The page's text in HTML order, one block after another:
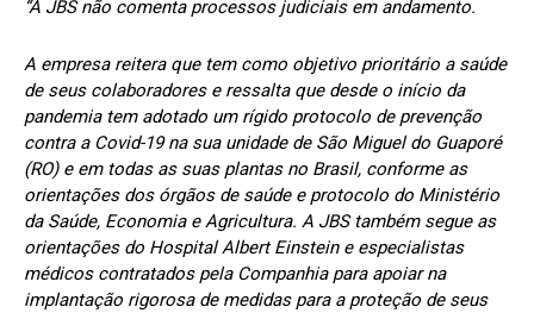
“A JBS não comenta processos judiciais em andamento.
A empresa reitera que tem como objetivo prioritário a saúde
de seus colaboradores e ressalta que desde o início da
pandemia tem adotado um rígido protocolo de prevenção
contra a Covid-19 na sua unidade de São Miguel do Guaporé
(RO) e em todas as suas plantas no Brasil, conforme as
orientações dos órgãos de saúde e protocolo do Ministério
da Saúde, Economia e Agricultura. A JBS também segue as
orientações do Hospital Albert Einstein e especialistas
médicos contratados pela Companhia para apoiar na
implantação rigorosa de medidas para a proteção de seus